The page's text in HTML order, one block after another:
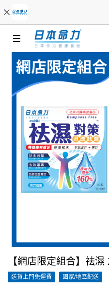
【網店限定組合】祛濕
送貨上門免運費 國家/地區配送